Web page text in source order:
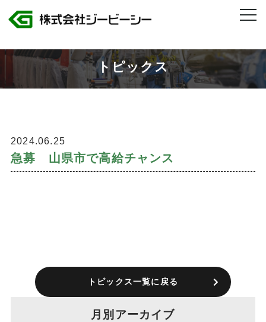
株式会社ジービーシー 岐阜県・愛知県のトヨタグループ製造人材派遣
>急募 山県市で高給チャンス
トピックス
2024.06.25
急募 山県市で高給チャンス
トピックス一覧に戻る
月別アーカイブ